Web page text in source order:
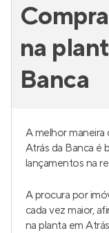
na
Banca
A melhor
Atrás da Banca é
lançamentos na
A procura por
cada vez maior,
na planta em